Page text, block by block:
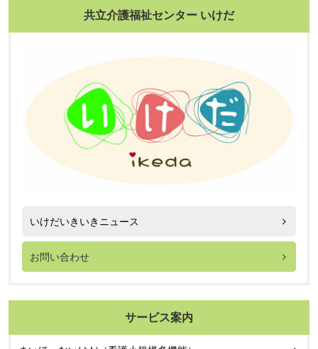
共立介護福祉センター いけだ
いけだいきいきニュース
お問い合わせ
サービス案内